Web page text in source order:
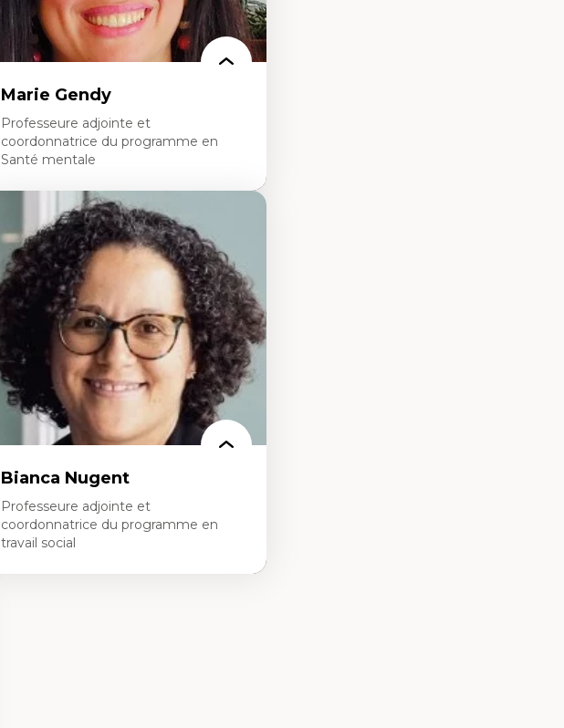
Marie Gendy
Professeure adjointe et
coordonnatrice du programme en
Santé mentale
Expertises
Neuropsychiatrie et neurosciences
Direction d'essais cliniques
Analyse des politiques et pratiques en santé
mentale
Développement de protocoles d'essais
cliniques
Collaboration interfonctionnelle
Leadership en recherche clinique
Développement de cadres politiques
Collaboration avec des entreprises
pharmaceutiques
Rédaction de publications et de rapports
politiques
Enseignement et mentorat
Bianca Nugent
Professeure adjointe et
coordonnatrice du programme en
travail social